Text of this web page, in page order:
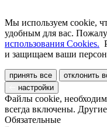
Мы используем cookie,
удобным для вас.
использования Cookies.
и защищаем ваши
принять все отклонить
настройки
Файлы cookie,
всегда включены.
Обязательные